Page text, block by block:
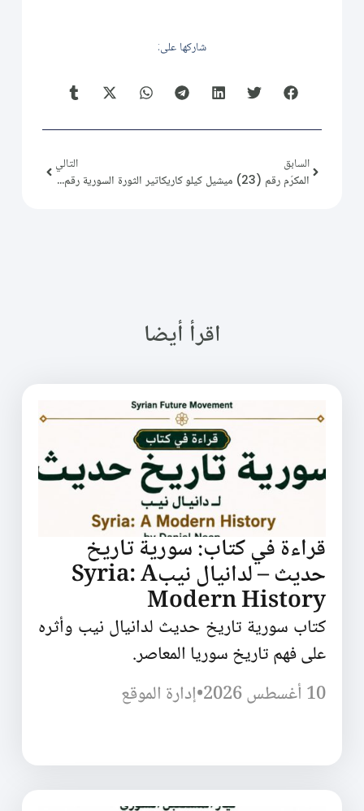
شاركها على:
السابق
المكرّم رقم (23) ميشيل كيلو
التالي
كاريكاتير الثورة السورية رقم (65)
اقرأ أيضا
قراءة في كتاب: سورية تاريخ
حديث – لدانيال نيبSyria: A
Modern History
كتاب سورية تاريخ حديث لدانيال نيب وأثره
على فهم تاريخ سوريا المعاصر.
10 أغسطس 2026
•إدارة الموقع